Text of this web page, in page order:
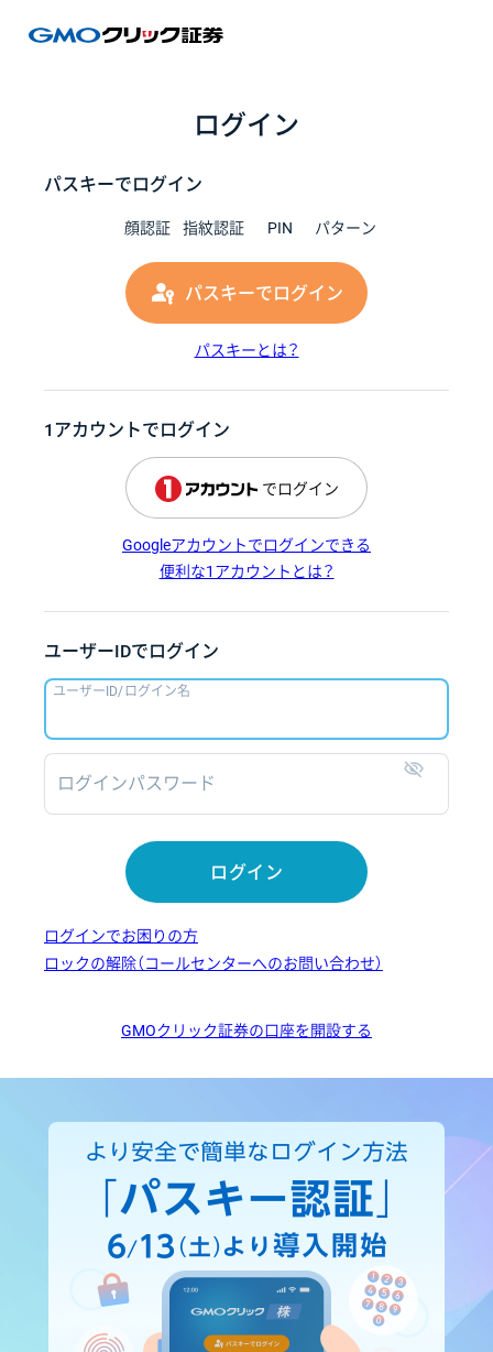
ログイン
パスキーでログイン
顔認証 指紋認証 PIN パターン
パスキーでログイン
パスキーとは？
1アカウントでログイン
でログイン
Googleアカウントでログインできる
便利な1アカウントとは？
ユーザーIDでログイン
ユーザーID/ログイン名
ログインパスワード
ログイン
ログインでお困りの方
ロックの解除（コールセンターへのお問い合わせ）
GMOクリック証券の口座を開設する